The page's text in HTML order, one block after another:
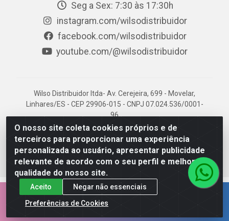
O nosso site coleta cookies próprios e de
terceiros para proporcionar uma experiência
personalizada ao usuário, apresentar publicidade
relevante de acordo com o seu perfil e melhorar a
qualidade do nosso site.
Aceito
Negar não essenciais
Preferências de Cookies
Seg a Sex: 7:30 às 17:30h
instagram.com/wilsodistribuidor
facebook.com/wilsodistribuidor
youtube.com/@wilsodistribuidor
Wilso Distribuidor ltda- Av. Cerejeira, 699 - Movelar,
Linhares/ES - CEP 29906-015 - CNPJ 07.024.536/0001-
96
EMPRESA 100% CAPIXABA.
AQUI É NOSSO TERRITÓRIO!